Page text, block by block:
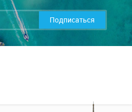
Подписаться